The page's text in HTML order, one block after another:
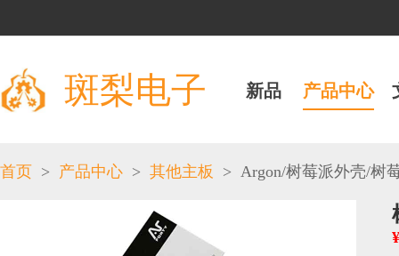
斑梨电子 新品 产品中心
首页 > 产品中心 > 其他主板 > Argon/树莓派外壳/树